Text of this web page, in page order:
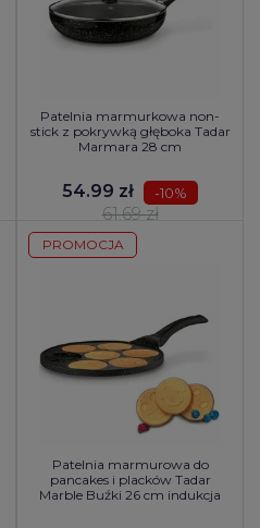
Patelnia marmurkowa non-
stick z pokrywką głęboka Tadar
Marmara 28 cm
54.99 zł -10%
61.69 zł
PROMOCJA
Patelnia marmurowa do
pancakes i placków Tadar
Marble Buźki 26 cm indukcja